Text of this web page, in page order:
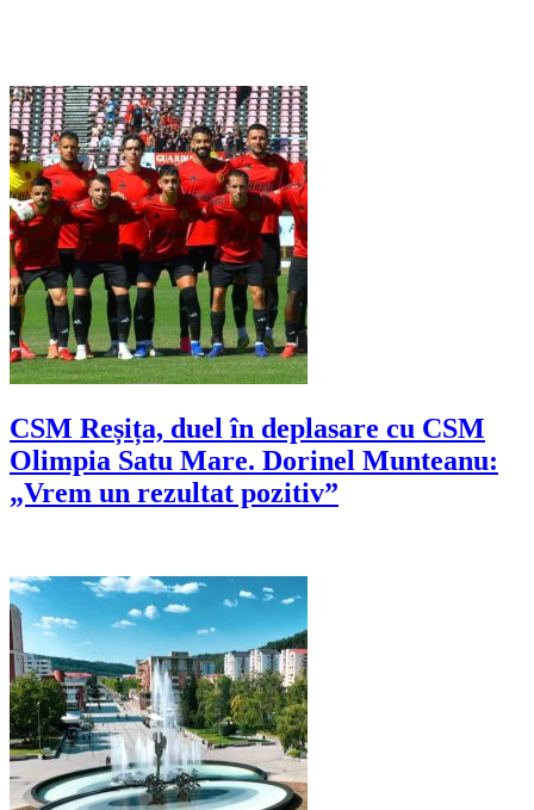
CSM Reșița, duel în deplasare cu CSM
Olimpia Satu Mare. Dorinel Munteanu:
„Vrem un rezultat pozitiv”